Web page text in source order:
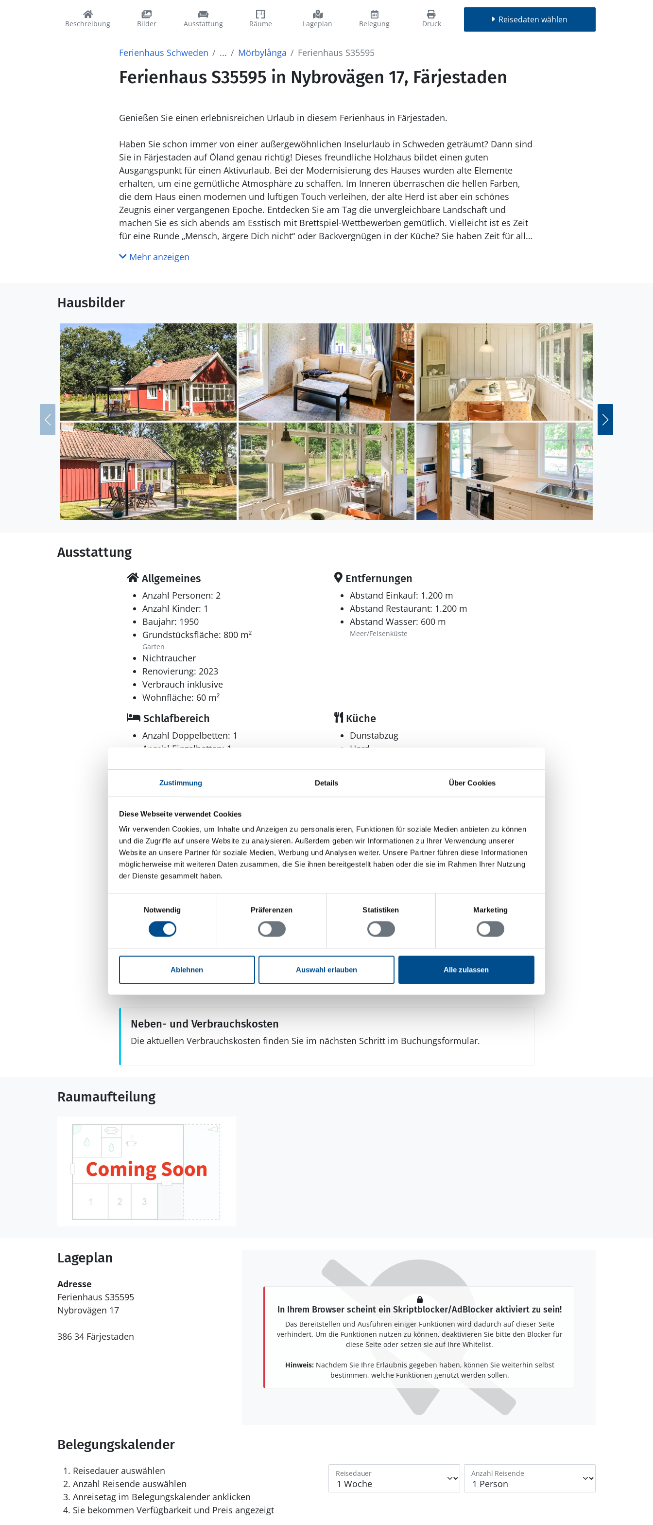
Zustimmung Details Über Cookies
Diese Webseite verwendet Cookies
Wir verwenden Cookies, um Inhalte und Anzeigen zu personalisieren, Funktionen für soziale Medien anbieten zu können
und die Zugriffe auf unsere Website zu analysieren. Außerdem geben wir Informationen zu Ihrer Verwendung unserer
Website an unsere Partner für soziale Medien, Werbung und Analysen weiter. Unsere Partner führen diese Informationen
möglicherweise mit weiteren Daten zusammen, die Sie ihnen bereitgestellt haben oder die sie im Rahmen Ihrer Nutzung
der Dienste gesammelt haben.
Notwendig
Präferenzen Statistiken Marketing
Ablehnen Auswahl erlauben Alle zulassen
Beschreibung Bilder Ausstattung Räume Lageplan Belegung Druck Reisedaten wählen
Ferienhaus Schweden ... Mörbylånga Ferienhaus S35595
Ferienhaus S35595 in Nybrovägen 17, Färjestaden
Genießen Sie einen erlebnisreichen Urlaub in diesem Ferienhaus in Färjestaden.
Haben Sie schon immer von einer außergewöhnlichen Inselurlaub in Schweden geträumt? Dann sind
Sie in Färjestaden auf Öland genau richtig! Dieses freundliche Holzhaus bildet einen guten
Ausgangspunkt für einen Aktivurlaub. Bei der Modernisierung des Hauses wurden alte Elemente
erhalten, um eine gemütliche Atmosphäre zu schaffen. Im Inneren überraschen die hellen Farben,
die dem Haus einen modernen und luftigen Touch verleihen, der alte Herd ist aber ein schönes
Zeugnis einer vergangenen Epoche. Entdecken Sie am Tag die unvergleichbare Landschaft und
machen Sie es sich abends am Esstisch mit Brettspiel-Wettbewerben gemütlich. Vielleicht ist es Zeit
für eine Runde „Mensch, ärgere Dich nicht“ oder Backvergnügen in der Küche? Sie haben Zeit für all
Lerkaka und die Ruinen von Gråborg und Lenstad Borg. Vergessen Sie es ebenso nicht, die weite zum
auch sehenswert. Das Mörbylångadalen ist eines der fruchtbarsten Anbaugebiete Schwedens. Das
Tal war früher ein Seebett.
Mehr anzeigen
Hausbilder
Ausstattung
Allgemeines
Anzahl Personen: 2
Anzahl Kinder: 1
Baujahr: 1950
Grundstücksfläche: 800 m²
Garten
Nichtraucher
Renovierung: 2023
Verbrauch inklusive
Wohnfläche: 60 m²
Entfernungen
Abstand Einkauf: 1.200 m
Abstand Restaurant: 1.200 m
Abstand Wasser: 600 m
Meer/Felsenküste
Schlafbereich
Anzahl Doppelbetten: 1
Anzahl Einzelbetten: 1
Küche
Dunstabzug
Herd
Kaffeemaschine
Mikrowelle
Bad
Anzahl Duschen: 1
Anzahl Badezimmer: 1
Waschmaschine
Multimedia
Internet
WLAN
Aussenbereich
Gartenmöbel
Terrasse: 1
Sonstiges
Anglerfreundlich
Haustyp
Ferienhaus
Neben- und Verbrauchskosten
Die aktuellen Verbrauchskosten finden Sie im nächsten Schritt im Buchungsformular.
Raumaufteilung
Lageplan
Adresse
Ferienhaus S35595
Nybrovägen 17
386 34 Färjestaden
In Ihrem Browser scheint ein Skriptblocker/AdBlocker aktiviert zu sein!
Das Bereitstellen und Ausführen einiger Funktionen wird dadurch auf dieser Seite
verhindert. Um die Funktionen nutzen zu können, deaktivieren Sie bitte den Blocker für
diese Seite oder setzen sie auf Ihre Whitelist.
Hinweis:Nachdem Sie Ihre Erlaubnis gegeben haben, können Sie weiterhin selbst
bestimmen, welche Funktionen genutzt werden sollen.
Belegungskalender
Reisedauer auswählen
Anzahl Reisende auswählen
Anreisetag im Belegungskalender anklicken
Sie bekommen Verfügbarkeit und Preis angezeigt
Reisedauer Anzahl Reisende